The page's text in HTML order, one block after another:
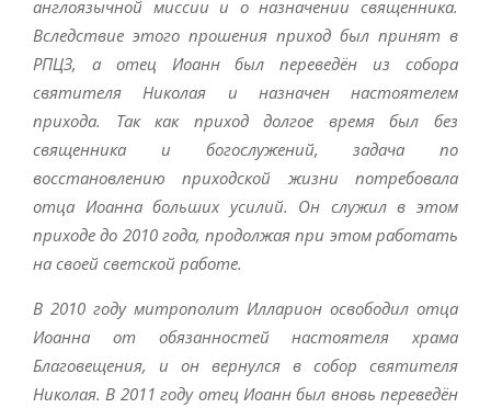
англоязычной миссии и о назначении священника.
Вследствие этого прошения приход был принят в
РПЦЗ, а отец Иоанн был переведён из собора
святителя Николая и назначен настоятелем
прихода. Так как приход долгое время был без
священника и богослужений, задача по
восстановлению приходской жизни потребовала
отца Иоанна больших усилий. Он служил в этом
приходе до 2010 года, продолжая при этом работать
на своей светской работе.
В 2010 году митрополит Илларион освободил отца
Иоанна от обязанностей настоятеля храма
Благовещения, и он вернулся в собор святителя
Николая. В 2011 году отец Иоанн был вновь переведён